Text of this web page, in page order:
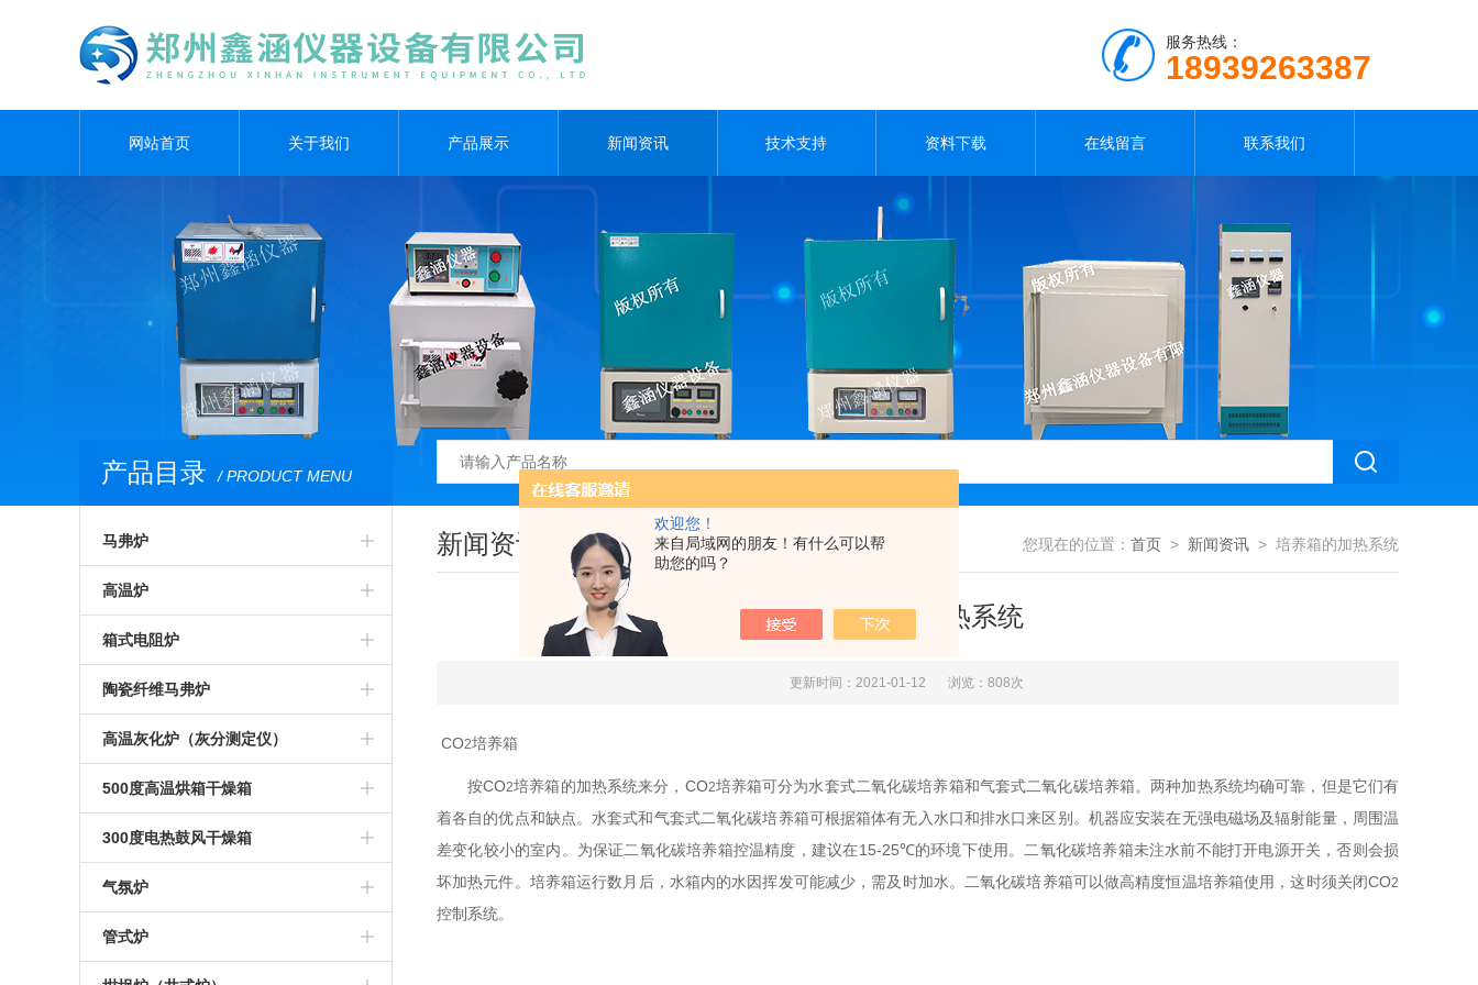
欢迎您！
来自局域网的朋友！有什么可以帮
助您的吗？
服务热线：
18939263387
网站首页 关于我们 产品展示 新闻资讯 技术支持 资料下载 在线留言 联系我们
产品目录 / PRODUCT MENU
马弗炉
智能马弗炉
高温马弗炉
箱式马弗炉
节能马弗炉
工业马弗炉
一体马弗炉
实验室马弗炉
可编程马弗炉
硅碳棒马弗炉
高温炉
箱式预热炉
智能高温炉
工业高温炉
箱式高温炉
高温实验炉
高温加热炉
高温煅烧炉
硅碳棒高温炉
箱式电阻炉
高温箱式炉
智能箱式炉
箱式沾火炉
高温箱式电阻炉
中温箱式电阻炉
工业箱式电阻炉
高温保温箱式炉
陶瓷纤维马弗炉
氧化锆烧结炉
陶瓷纤维箱式炉
陶瓷纤维高温炉
陶瓷纤维箱式电阻炉
陶瓷纤维高温电阻炉
1000度陶瓷纤维马弗炉
高温灰化炉（灰分测定仪）
高温灰化炉
灰分测定仪
煤炭灰分测定仪
塑料灰分测定仪
石油灰分测定仪
500度高温烘箱干燥箱
500度高温烘箱
300度电热鼓风干燥箱
烘箱
鼓风干燥箱
气氛炉
高温气氛炉
管式炉
新闻资讯 您现在的位置： 首页 > 新闻资讯 > 培养箱的加热系统
培养箱的加热系统
更新时间：2021-01-12 浏览：808次
CO2培养箱
按CO2培养箱的加热系统来分， CO2培养箱可分为水套式二氧化碳培养箱和气套式二氧化碳培养箱。两种加热系统均确可靠，但是它们有
着各自的优点和缺点。水套式和气套式二氧化碳培养箱可根据箱体有无入水口和排水口来区别 。 机器应安装在无强电磁场及辐射能量，周围温
差变化较小的室内。为保证二氧化碳培养箱控温精度，建议在15-25℃的环境下使用。二氧化碳培养箱未注水前不能打开电源开关，否则会损
坏加热元件。培养箱运行数月后，水箱内的水因挥发可能减少，需及时加水。二氧化碳培养箱可以做高精度恒温培养箱使用，这时须关闭CO2
控制系统。